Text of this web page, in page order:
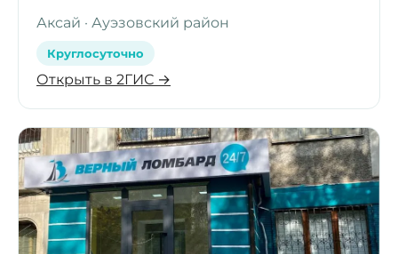
Аксай · Ауэзовский район
Круглосуточно
Открыть в 2ГИС →